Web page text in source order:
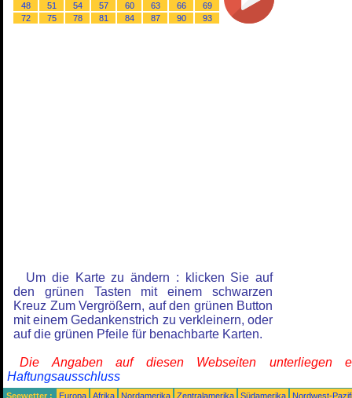
48
51 54 57 60 63 66
69
72
75 78 81 84 87 90 93
Um die Karte zu ändern : klicken Sie auf
den grünen Tasten mit einem schwarzen
Kreuz Zum Vergrößern, auf den grünen Button
mit einem Gedankenstrich zu verkleinern, oder
auf die grünen Pfeile für benachbarte Karten.
Die Angaben auf diesen Webseiten unterliegen
Haftungsausschluss
Seewetter : Europa Afrika Nordamerika Zentralamerika Südamerika
Nordwest-